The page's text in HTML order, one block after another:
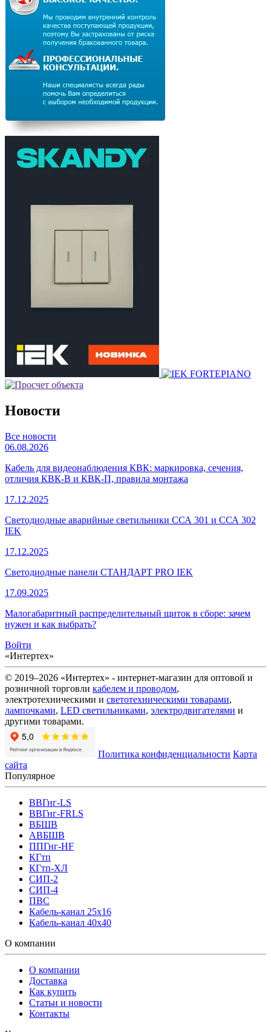
Новости
Все новости
06.08.2026
Кабель для видеонаблюдения КВК: маркировка, сечения,
отличия КВК-В и КВК-П, правила монтажа
17.12.2025
Светодиодные аварийные светильники ССА 301 и ССА 302
IEK
17.12.2025
Светодиодные панели СТАНДАРТ PRO IEK
17.09.2025
Малогабаритный распределительный щиток в сборе: зачем
нужен и как выбрать?
Войти
«Интертех»
© 2019–2026 «Интертех» - интернет-магазин для оптовой и
розничной торговли кабелем и проводом,
электротехническими и светотехническими товарами,
лампочками, LED светильниками, электродвигателями и
другими товарами.
Политика конфиденциальности Карта
сайта
Популярное
ВВГнг-LS
ВВГнг-FRLS
ВБШВ
АВБШВ
ППГнг-HF
КГтп
КГтп-ХЛ
СИП-2
СИП-4
ПВС
Кабель-канал 25х16
Кабель-канал 40х40
О компании
О компании
Доставка
Как купить
Статьи и новости
Контакты